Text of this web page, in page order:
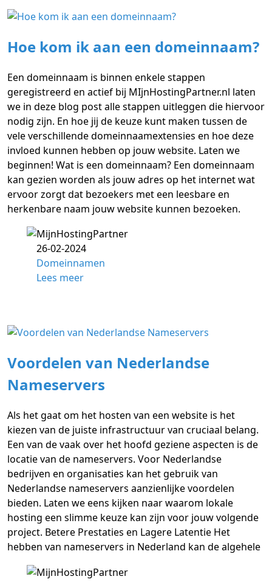
Hoe kom ik aan een domeinnaam?
Een domeinnaam is binnen enkele stappen
geregistreerd en actief bij MIjnHostingPartner.nl laten
we in deze blog post alle stappen uitleggen die hiervoor
nodig zijn. En hoe jij de keuze kunt maken tussen de
vele verschillende domeinnaamextensies en hoe deze
invloed kunnen hebben op jouw website. Laten we
beginnen! Wat is een domeinnaam? Een domeinnaam
kan gezien worden als jouw adres op het internet wat
ervoor zorgt dat bezoekers met een leesbare en
herkenbare naam jouw website kunnen bezoeken.
26-02-2024
Domeinnamen
Lees meer
Voordelen van Nederlandse
Nameservers
Als het gaat om het hosten van een website is het
kiezen van de juiste infrastructuur van cruciaal belang.
Een van de vaak over het hoofd geziene aspecten is de
locatie van de nameservers. Voor Nederlandse
bedrijven en organisaties kan het gebruik van
Nederlandse nameservers aanzienlijke voordelen
bieden. Laten we eens kijken naar waarom lokale
hosting een slimme keuze kan zijn voor jouw volgende
project. Betere Prestaties en Lagere Latentie Het
hebben van nameservers in Nederland kan de algehele